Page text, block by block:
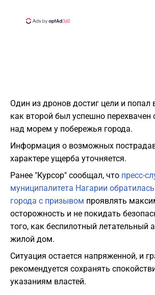
Один из дронов достиг цели и попал
как второй был успешно
над морем у побережья города.
Информация о возможных
характере ущерба уточняется.
Ранее "Курсор" сообщал, что пресс-
муниципалитета Нагарии
города с призывом проявлять
осторожность и не покидать
того, как беспилотный летательный
жилой дом.
Ситуация остается напряженной, и
рекомендуется сохранять
указаниям властей.